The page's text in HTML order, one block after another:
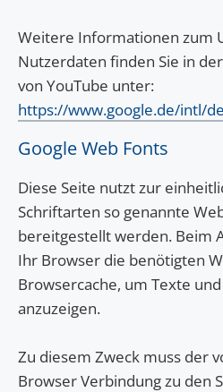
Weitere Informationen zum
Nutzerdaten finden Sie in
von YouTube unter:
https://www.google.de/intl/
Google Web Fonts
Diese Seite nutzt zur
Schriftarten so genannte
bereitgestellt werden. Beim
Ihr Browser die benötigten
Browsercache, um Texte
anzuzeigen.
Zu diesem Zweck muss der
Browser Verbindung zu den